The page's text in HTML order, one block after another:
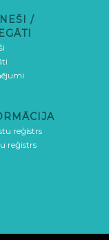
/
reģistrs
reģistrs